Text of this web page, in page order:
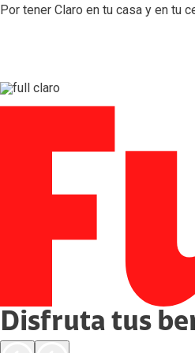
Por tener Claro en tu casa y en tu
Disfruta tus